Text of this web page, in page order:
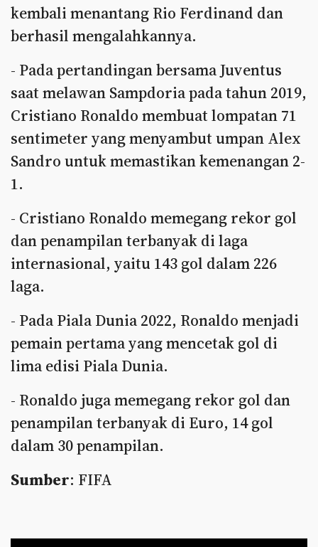
kembali menantang Rio Ferdinand dan
berhasil mengalahkannya.
- Pada pertandingan bersama Juventus
saat melawan Sampdoria pada tahun 2019,
Cristiano Ronaldo membuat lompatan 71
sentimeter yang menyambut umpan Alex
Sandro untuk memastikan kemenangan 2-
1.
- Cristiano Ronaldo memegang rekor gol
dan penampilan terbanyak di laga
internasional, yaitu 143 gol dalam 226
laga.
- Pada Piala Dunia 2022, Ronaldo menjadi
pemain pertama yang mencetak gol di
lima edisi Piala Dunia.
- Ronaldo juga memegang rekor gol dan
penampilan terbanyak di Euro, 14 gol
dalam 30 penampilan.
Sumber: FIFA